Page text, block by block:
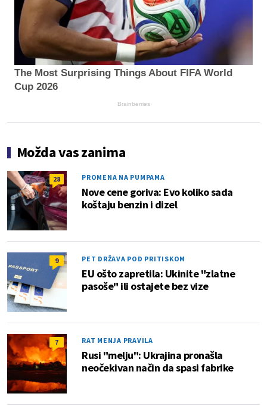
The Most Surprising Things About FIFA World
Cup 2026
Brainberries
Možda vas zanima
28 PROMENA NA PUMPAMA
Nove cene goriva: Evo koliko sada
koštaju benzin i dizel
9 PET DRŽAVA POD PRITISKOM
EU ošto zapretila: Ukinite "zlatne
pasoše" ili ostajete bez vize
7 RAT MENJA PRAVILA
Rusi "melju": Ukrajina pronašla
neočekivan način da spasi fabrike